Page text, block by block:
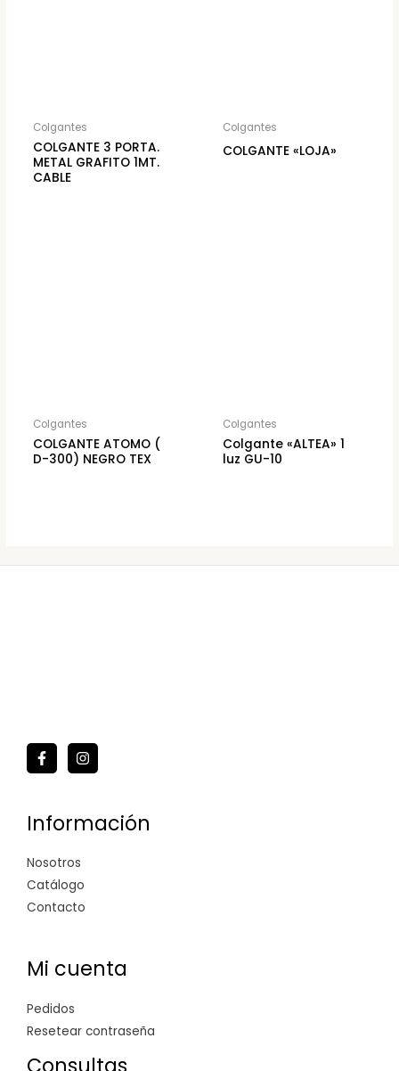
Colgantes
COLGANTE 3 PORTA.
METAL GRAFITO 1MT.
CABLE
Colgantes
COLGANTE «LOJA»
Colgantes
COLGANTE ATOMO (
D-300) NEGRO TEX
Colgantes
Colgante «ALTEA» 1
luz GU-10
Información
Nosotros
Catálogo
Contacto
Mi cuenta
Pedidos
Resetear contraseña